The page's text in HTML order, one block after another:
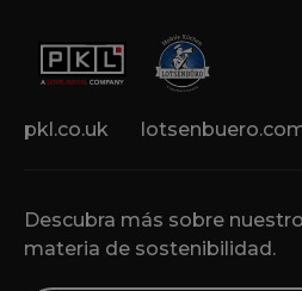
Descubra más sobre
materia de sostenibilidad.
pkl.co.uk